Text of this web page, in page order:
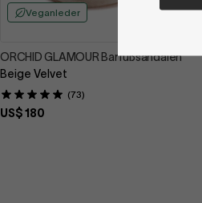
Veganleder
ORCHID GLAMOUR Barfußsandalen
Beige Velvet
(73)
US$ 180